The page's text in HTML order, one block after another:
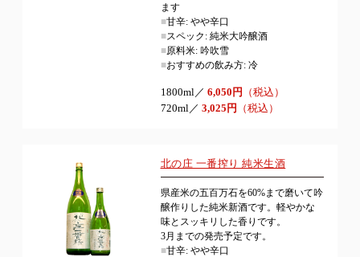
ます
■甘辛: やや辛口
■スペック: 純米大吟醸酒
■原料米: 吟吹雪
■おすすめの飲み方: 冷
1800ml／ 6,050円 （税込）
720ml／ 3,025円 （税込）
北の庄 一番搾り 純米生酒
県産米の五百万石を60%まで磨いて吟
醸作りした純米新酒です。軽やかな
味とスッキリした香りです。
3月までの発売予定です。
■甘辛: やや辛口